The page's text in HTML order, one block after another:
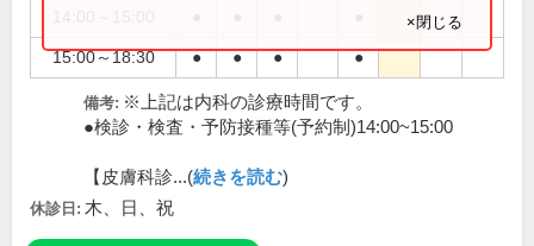
15:00～18:30 ● ● ● ●
×閉じる
備考: ※上記は内科の診療時間です。
●検診・検査・予防接種等(予約制)14:00~15:00
【皮膚科診...(続きを読む)
休診日: 木、日、祝